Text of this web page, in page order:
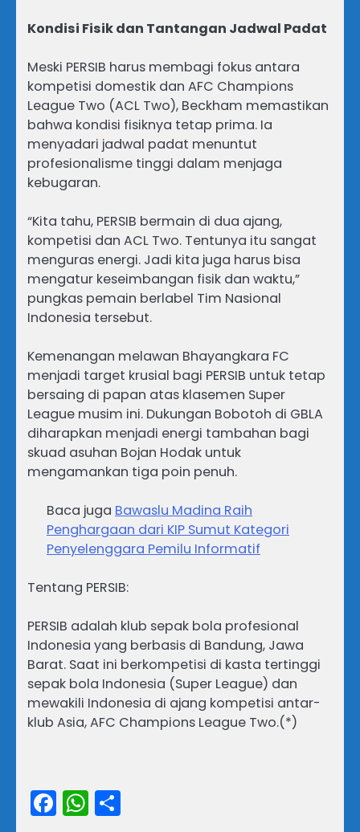
Kondisi Fisik dan Tantangan Jadwal Padat
Meski PERSIB harus membagi fokus antara
kompetisi domestik dan AFC Champions
League Two (ACL Two), Beckham memastikan
bahwa kondisi fisiknya tetap prima. Ia
menyadari jadwal padat menuntut
profesionalisme tinggi dalam menjaga
kebugaran.
“Kita tahu, PERSIB bermain di dua ajang,
kompetisi dan ACL Two. Tentunya itu sangat
menguras energi. Jadi kita juga harus bisa
mengatur keseimbangan fisik dan waktu,”
pungkas pemain berlabel Tim Nasional
Indonesia tersebut.
Kemenangan melawan Bhayangkara FC
menjadi target krusial bagi PERSIB untuk tetap
bersaing di papan atas klasemen Super
League musim ini. Dukungan Bobotoh di GBLA
diharapkan menjadi energi tambahan bagi
skuad asuhan Bojan Hodak untuk
mengamankan tiga poin penuh.
Baca juga Bawaslu Madina Raih
Penghargaan dari KIP Sumut Kategori
Penyelenggara Pemilu Informatif
Tentang PERSIB:
PERSIB adalah klub sepak bola profesional
Indonesia yang berbasis di Bandung, Jawa
Barat. Saat ini berkompetisi di kasta tertinggi
sepak bola Indonesia (Super League) dan
mewakili Indonesia di ajang kompetisi antar-
klub Asia, AFC Champions League Two.(*)
Facebook
WhatsApp